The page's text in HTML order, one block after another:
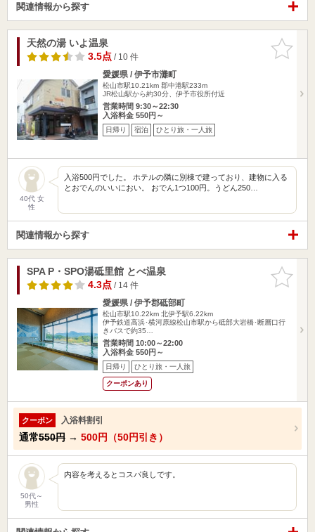
関連情報から探す
お気に入
りに追加
天然の湯 いよ温泉
3.5点/ 10 件
愛媛県 / 伊予市灘町
松山市駅10.21km 郡中港駅233m
JR松山駅から約30分、伊予市役所付近
営業時間 9:30～22:30
入浴料金 550円～
日帰り 宿泊 ひとり旅・一人旅
40代 女
性
入浴500円でした。 ホテルの隣に別棟で建っており、建物に入る
とおでんのいいにおい。 おでん1つ100円。うどん250…
関連情報から探す
お気に入
りに追加
SPA P・SPO湯砥里館 とべ温泉
4.3点/ 14 件
愛媛県 / 伊予郡砥部町
松山市駅10.22km 北伊予駅6.22km
伊予鉄道高浜･横河原線松山市駅から砥部大岩橋･断層口行
きバスで約35…
営業時間 10:00～22:00
入浴料金 550円～
日帰り ひとり旅・一人旅
クーポンあり
クーポン 入浴料割引
通常550円 → 500円（50円引き）
50代～
男性
内容を考えるとコスパ良しです。